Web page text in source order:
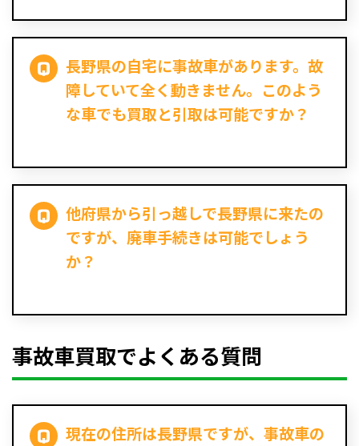
長野県の自宅に事故車があります。故
障していて全く動きません。このよう
な車でも買取と引取は可能ですか？
他府県から引っ越しで長野県に来たの
ですが、廃車手続きは可能でしょう
か？
事故車買取でよくある質問
現在の住所は長野県ですが、事故車の